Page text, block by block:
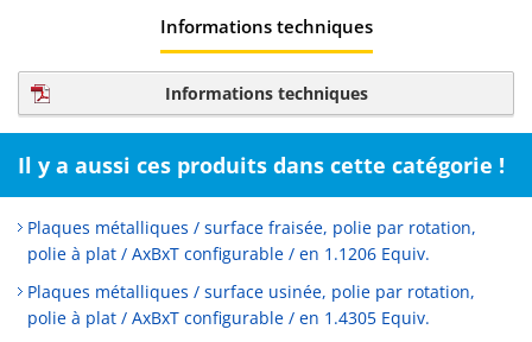
Informations techniques
Informations techniques
Il y a aussi ces produits dans cette catégorie !
Plaques métalliques / surface fraisée, polie par rotation,
polie à plat / AxBxT configurable / en 1.1206 Equiv.
Plaques métalliques / surface usinée, polie par rotation,
polie à plat / AxBxT configurable / en 1.4305 Equiv.